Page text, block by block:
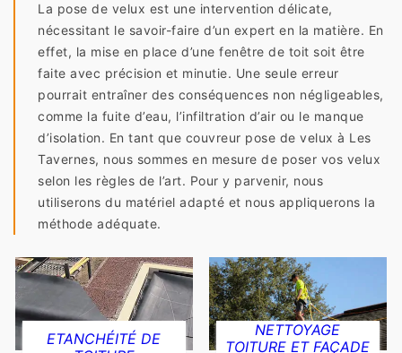
La pose de velux est une intervention délicate,
nécessitant le savoir-faire d’un expert en la matière. En
effet, la mise en place d’une fenêtre de toit soit être
faite avec précision et minutie. Une seule erreur
pourrait entraîner des conséquences non négligeables,
comme la fuite d’eau, l’infiltration d’air ou le manque
d’isolation. En tant que couvreur pose de velux à Les
Tavernes, nous sommes en mesure de poser vos velux
selon les règles de l’art. Pour y parvenir, nous
utiliserons du matériel adapté et nous appliquerons la
méthode adéquate.
ETANCHÉITÉ DE
NETTOYAGE
TOITURE ET FAÇADE